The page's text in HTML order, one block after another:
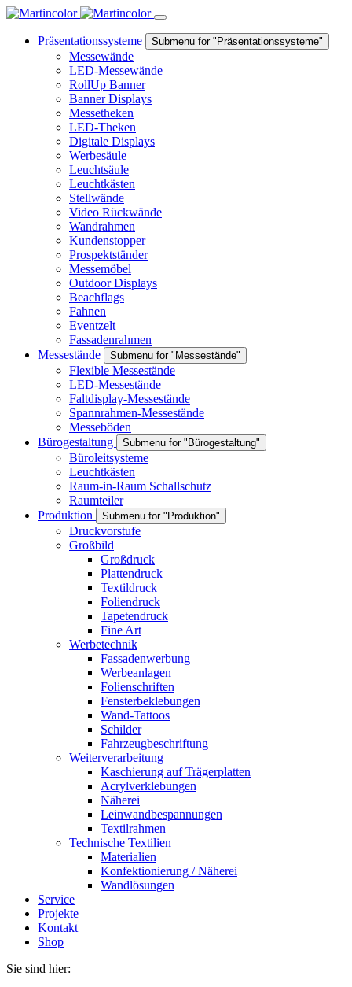
Präsentationssysteme Submenu for "Präsentationssysteme"
Messewände
LED-Messewände
RollUp Banner
Banner Displays
Messetheken
LED-Theken
Digitale Displays
Werbesäule
Leuchtsäule
Leuchtkästen
Stellwände
Video Rückwände
Wandrahmen
Kundenstopper
Prospektständer
Messemöbel
Outdoor Displays
Beachflags
Fahnen
Eventzelt
Fassadenrahmen
Messestände
Submenu for "Messestände"
Flexible Messestände
LED-Messestände
Faltdisplay-Messestände
Spannrahmen-Messestände
Messeböden
Bürogestaltung
Submenu for "Bürogestaltung"
Büroleitsysteme
Leuchtkästen
Raum-in-Raum Schallschutz
Raumteiler
Produktion
Submenu for "Produktion"
Druckvorstufe
Großbild
Großdruck
Plattendruck
Textildruck
Foliendruck
Tapetendruck
Fine Art
Werbetechnik
Fassadenwerbung
Werbeanlagen
Folienschriften
Fensterbeklebungen
Wand-Tattoos
Schilder
Fahrzeugbeschriftung
Weiterverarbeitung
Kaschierung auf Trägerplatten
Acrylverklebungen
Näherei
Leinwandbespannungen
Textilrahmen
Technische Textilien
Materialien
Konfektionierung / Näherei
Wandlösungen
Service
Projekte
Kontakt
Shop
Sie sind hier: